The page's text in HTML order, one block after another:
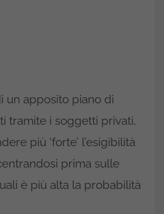
un apposito piano di
tramite i soggetti privati,
più ‘forte’ l’esigibilità
prima sulle
è più alta la probabilità